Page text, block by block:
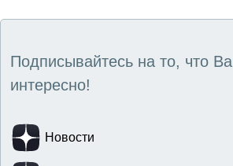
Подписывайтесь на то, что
интересно!
Новости